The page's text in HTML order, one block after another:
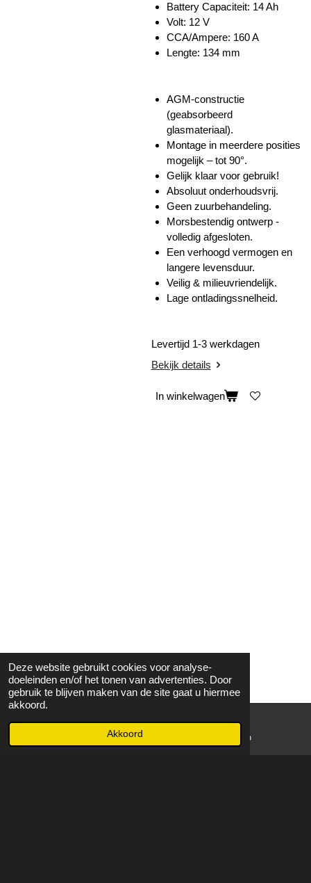
Deze website gebruikt cookies voor analyse-
doeleinden en/of het tonen van advertenties. Door
gebruik te blijven maken van de site gaat u hiermee
akkoord.
Akkoord
Battery Capaciteit: 14 Ah
Volt: 12 V
CCA/Ampere: 160 A
Lengte: 134 mm
AGM-constructie
(geabsorbeerd
glasmateriaal).
Montage in meerdere posities
mogelijk – tot 90°.
Gelijk klaar voor gebruik!
Absoluut onderhoudsvrij.
Geen zuurbehandeling.
Morsbestendig ontwerp -
volledig afgesloten.
Een verhoogd vermogen en
langere levensduur.
Veilig & milieuvriendelijk.
Lage ontladingssnelheid.
Levertijd 1-3 werkdagen
Bekijk details
In winkelwagen
WhatsApp